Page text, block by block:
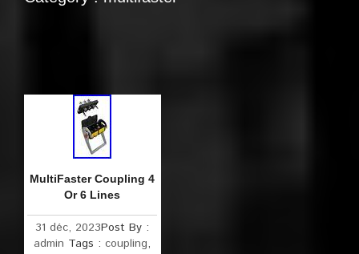
MultiFaster Coupling 4
Or 6 Lines
31 déc, 2023Post By :
admin Tags :coupling,